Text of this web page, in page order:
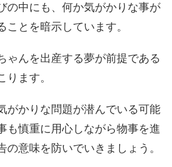
の中にも、何か気がかりな事が
ことを暗示しています。
ゃんを出産する夢が前提である
ります。
がかりな問題が潜んでいる可能
も慎重に用心しながら物事を進
の意味を防いでいきましょう。